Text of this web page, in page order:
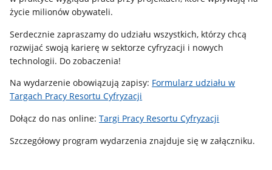
życie milionów obywateli.
Serdecznie zapraszamy do udziału wszystkich, którzy chcą
rozwijać swoją karierę w sektorze cyfryzacji i nowych
technologii. Do zobaczenia!
Na wydarzenie obowiązują zapisy: Formularz udziału w
Targach Pracy Resortu Cyfryzacji
Dołącz do nas online:Targi Pracy Resortu Cyfryzacji
Szczegółowy program wydarzenia znajduje się w załączniku.